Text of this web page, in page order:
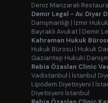
Deniz Manzaralı
Demir Legal - Av. Diyar
Danışmanlığı | İzmir
Bayraklı Avukat | Demir
Kahraman Hukuk
Hukuk Bürosu | Hukuk
Gaziantep Hukuki
Rabia Özaslan Clinic
Vadistanbul | İstanbul
Lipödem Diyetisyeni |
Diyetisyeni İstanbul